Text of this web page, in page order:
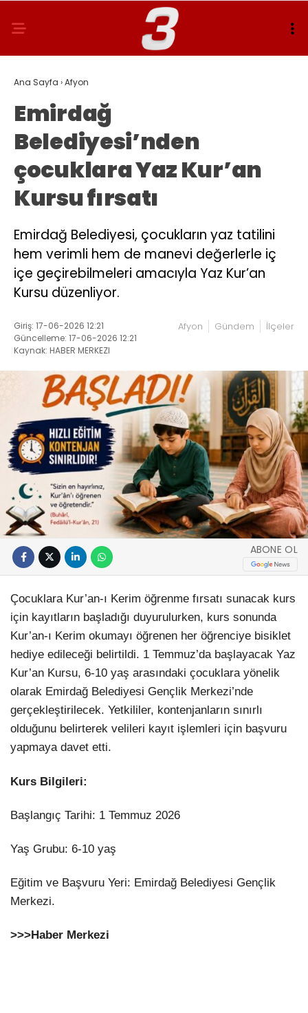
Ana Sayfa ›Afyon
Emirdağ
Belediyesi’nden
çocuklara Yaz Kur’an
Kursu fırsatı
Emirdağ Belediyesi, çocukların yaz tatilini
hem verimli hem de manevi değerlerle iç
içe geçirebilmeleri amacıyla Yaz Kur’an
Kursu düzenliyor.
Giriş: 17-06-2026 12:21
Güncelleme: 17-06-2026 12:21
Kaynak: HABER MERKEZI
Afyon Gündem İlçeler
ABONE OL
Çocuklara Kur’an-ı Kerim öğrenme fırsatı sunacak kurs
için kayıtların başladığı duyurulurken, kurs sonunda
Kur’an-ı Kerim okumayı öğrenen her öğrenciye bisiklet
hediye edileceği belirtildi. 1 Temmuz’da başlayacak Yaz
Kur’an Kursu, 6-10 yaş arasındaki çocuklara yönelik
olarak Emirdağ Belediyesi Gençlik Merkezi’nde
gerçekleştirilecek. Yetkililer, kontenjanların sınırlı
olduğunu belirterek velileri kayıt işlemleri için başvuru
yapmaya davet etti.
Kurs Bilgileri:
Başlangıç Tarihi: 1 Temmuz 2026
Yaş Grubu: 6-10 yaş
Eğitim ve Başvuru Yeri: Emirdağ Belediyesi Gençlik
Merkezi.
>>>Haber Merkezi